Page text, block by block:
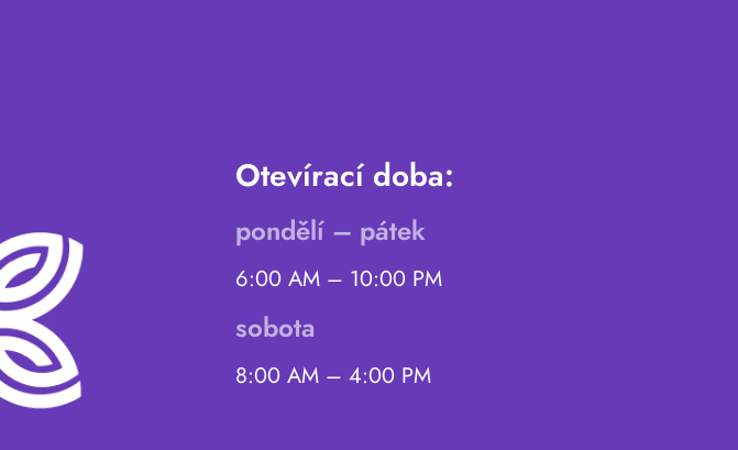
Otevírací doba:
pondělí – pátek
6:00 AM – 10:00 PM
sobota
8:00 AM – 4:00 PM